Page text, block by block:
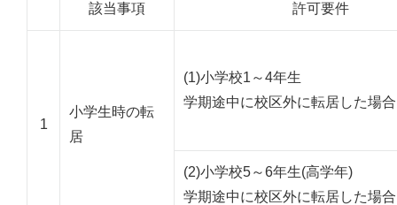
該当事項 許可要件
1
小学生時の転
居
(1)小学校1～4年生
学期途中に校区外に転居した場
(2)小学校5～6年生(高学年)
学期途中に校区外に転居した場